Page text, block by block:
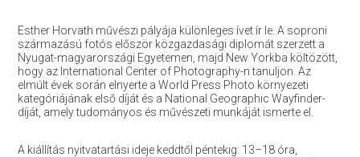
Esther Horvath művészi pályája különleges ívet ír le. A soproni
származású fotós először közgazdasági diplomát szerzett a
Nyugat-magyarországi Egyetemen, majd New Yorkba költözött,
hogy az International Center of Photography-n tanuljon. Az
elmúlt évek során elnyerte a World Press Photo környezeti
kategóriájának első díját és a National Geographic Wayfinder-
díját, amely tudományos és művészeti munkáját ismerte el.
A kiállítás nyitvatartási ideje keddtől péntekig: 13–18 óra,